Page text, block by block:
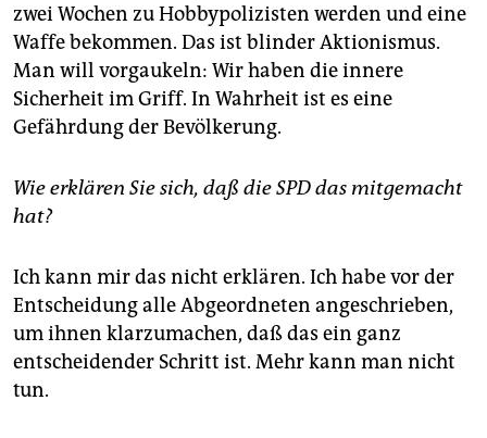
zwei Wochen zu Hobbypolizisten werden und eine
Waffe bekommen. Das ist blinder Aktionismus.
Man will vorgaukeln: Wir haben die innere
Sicherheit im Griff. In Wahrheit ist es eine
Gefährdung der Bevölkerung.
Wie erklären Sie sich, daß die SPD das mitgemacht
hat?
Ich kann mir das nicht erklären. Ich habe vor der
Entscheidung alle Abgeordneten angeschrieben,
um ihnen klarzumachen, daß das ein ganz
entscheidender Schritt ist. Mehr kann man nicht
tun.